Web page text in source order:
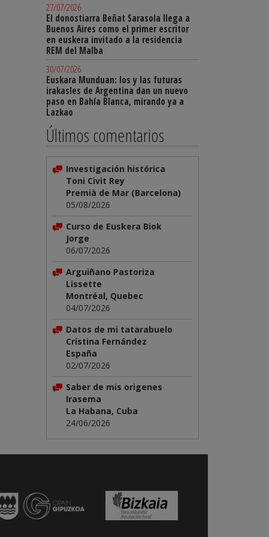
27/07/2026
El donostiarra Beñat Sarasola llega a
Buenos Aires como el primer escritor
en euskera invitado a la residencia
REM del Malba
30/07/2026
Euskara Munduan: los y las futuras
irakasles de Argentina dan un nuevo
paso en Bahía Blanca, mirando ya a
Lazkao
Últimos comentarios
Investigación histórica
Toni Civit Rey
Premià de Mar (Barcelona)
05/08/2026
Curso de Euskera Biok
Jorge
06/07/2026
Arguiñano Pastoriza
Lissette
Montréal, Quebec
04/07/2026
Datos de mi tatarabuelo
Cristina Fernández
España
02/07/2026
Saber de mis origenes
Irasema
La Habana, Cuba
24/06/2026